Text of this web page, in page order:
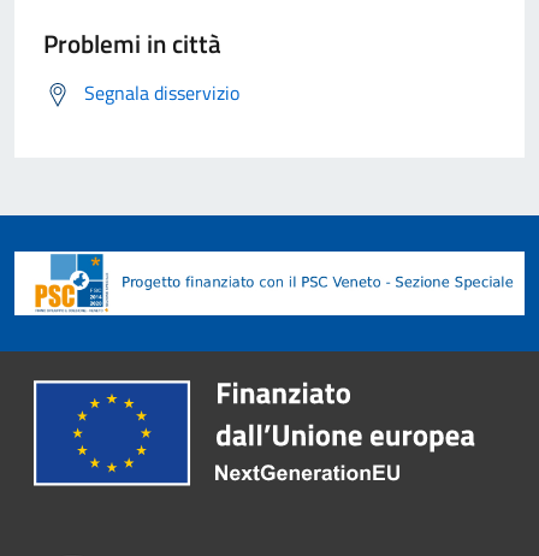
Problemi in città
Segnala disservizio